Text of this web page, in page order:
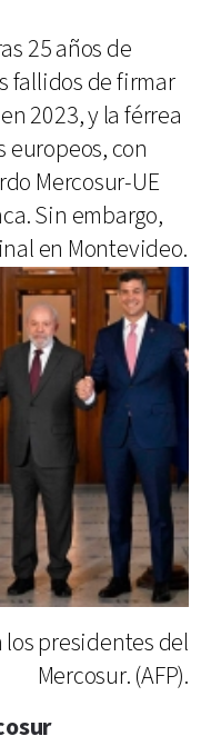
25 años de
fallidos de firmar
2023, y la férrea
europeos, con
Mercosur-UE
Sin embargo,
en Montevideo.
los presidentes del
Mercosur. (AFP).